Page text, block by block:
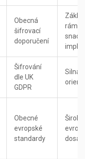
Obecná
šifrovací
doporučení
Šifrování
dle UK
GDPR
Silná
Obecné
evropské
standardy
Široký
dosah